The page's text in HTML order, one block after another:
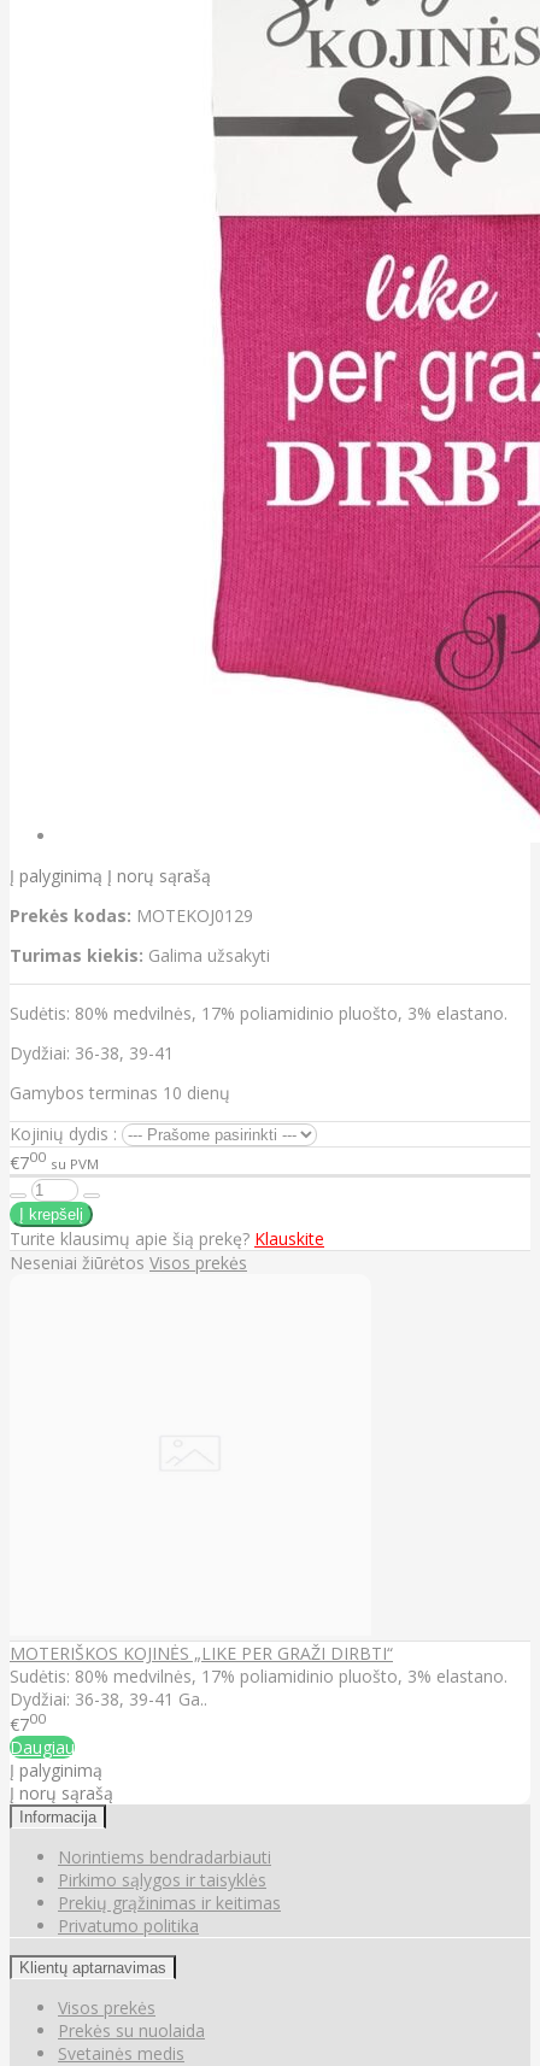
Į palyginimą Į norų sąrašą
Prekės kodas: MOTEKOJ0129
Turimas kiekis: Galima užsakyti
Sudėtis: 80% medvilnės, 17% poliamidinio pluošto, 3% elastano.
Dydžiai: 36-38, 39-41
Gamybos terminas 10 dienų
Kojinių dydis :
€700 su PVM
Turite klausimų apie šią prekę? Klauskite
Neseniai žiūrėtos Visos prekės
MOTERIŠKOS KOJINĖS „LIKE PER GRAŽI DIRBTI“
Sudėtis: 80% medvilnės, 17% poliamidinio pluošto, 3% elastano.
Dydžiai: 36-38, 39-41 Ga..
€700
Daugiau
Į palyginimą
Į norų sąrašą
Informacija
Norintiems bendradarbiauti
Pirkimo sąlygos ir taisyklės
Prekių grąžinimas ir keitimas
Privatumo politika
Klientų aptarnavimas
Visos prekės
Prekės su nuolaida
Svetainės medis